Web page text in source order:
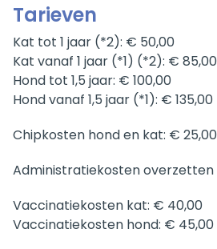
Tarieven
Kat tot 1 jaar (*2): € 50,00
Kat vanaf 1 jaar (*1) (*2): € 85,00
Hond tot 1,5 jaar: € 100,00
Hond vanaf 1,5 jaar (*1): € 135,00
Chipkosten hond en kat: € 25,00
Administratiekosten overzetten
Vaccinatiekosten kat: € 40,00
Vaccinatiekosten hond: € 45,00